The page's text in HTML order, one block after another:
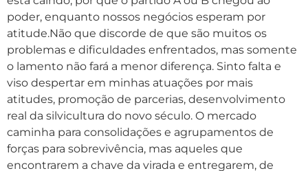
poder, enquanto nossos negócios esperam por
atitude.Não que discorde de que são muitos os
problemas e dificuldades enfrentados, mas somente
o lamento não fará a menor diferença. Sinto falta e
viso despertar em minhas atuações por mais
atitudes, promoção de parcerias, desenvolvimento
real da silvicultura do novo século. O mercado
caminha para consolidações e agrupamentos de
forças para sobrevivência, mas aqueles que
encontrarem a chave da virada e entregarem, de